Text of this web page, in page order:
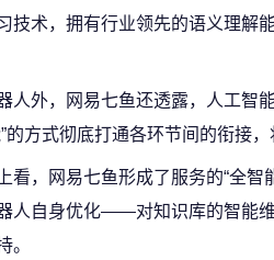
技术，拥有行业领先的语义理解
人外，网易七鱼还透露，人工智
的方式彻底打通各环节间的衔接
看，网易七鱼形成了服务的“全
人自身优化——对知识库的智能
。